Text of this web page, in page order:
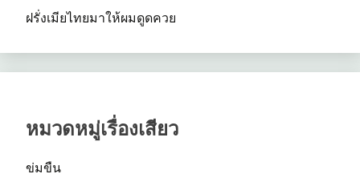
ฝรั่งเมียไทยมาให้ผมดูดควย
หมวดหมู่เรื่องเสียว
ข่มขืน